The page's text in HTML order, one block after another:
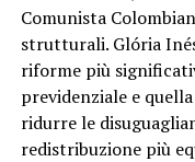
Comunista
strutturali. Glória
riforme più
previdenziale e
ridurre le
redistribuzione più